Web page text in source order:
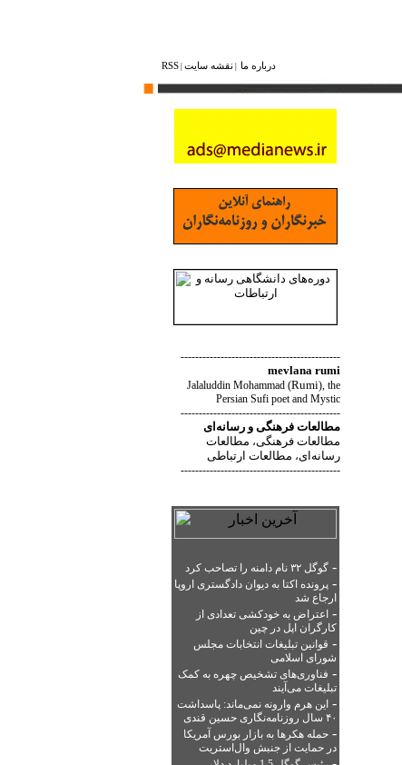
درباره ما نقشه ‌سایت RSS
--------------------------------------------
mevlana rumi
Jalaluddin Mohammad(Rumi), the
Persian Sufi poet and Mystic
--------------------------------------------
مطالعات فرهنگیورسانه‌ای
مطالعات فرهنگی، مطالعات
رسانه‌ای، مطالعات ارتباطی
--------------------------------------------
-گوگل ۳۲ نام دامنه را تصاحب کرد
-پرونده اکتا به دیوان دادگستری اروپا
ارجاع شد
- اعتراض به خودکشی تعدادی از
کارگران اپل در چین
- قوانین تبلیغات انتخابات مجلس
شورای اسلامی
- فناوری‌های تشخیص چهره به کمک
تبلیغات می‌آیند
-این هرم وارونه نمی‌ماند: پاسداشت
۴۰ سال روزنامه‌نگاری حسین قندی
-حمله هکرها به بازار بورس آمریکا
در حمایت از جنبش وال‌استریت